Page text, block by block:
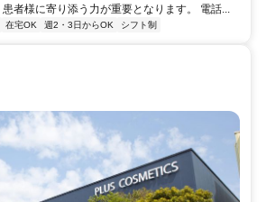
者様に寄り添う力が重要となります。 電話...
在宅OK 週2・3日からOK シフト制